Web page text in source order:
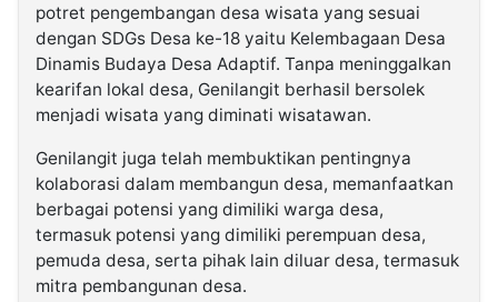
potret pengembangan desa wisata yang sesuai
dengan SDGs Desa ke-18 yaitu Kelembagaan Desa
Dinamis Budaya Desa Adaptif. Tanpa meninggalkan
kearifan lokal desa, Genilangit berhasil bersolek
menjadi wisata yang diminati wisatawan.
Genilangit juga telah membuktikan pentingnya
kolaborasi dalam membangun desa, memanfaatkan
berbagai potensi yang dimiliki warga desa,
termasuk potensi yang dimiliki perempuan desa,
pemuda desa, serta pihak lain diluar desa, termasuk
mitra pembangunan desa.